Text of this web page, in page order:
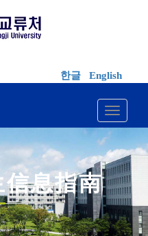
한글 English
Toggle
信息指南